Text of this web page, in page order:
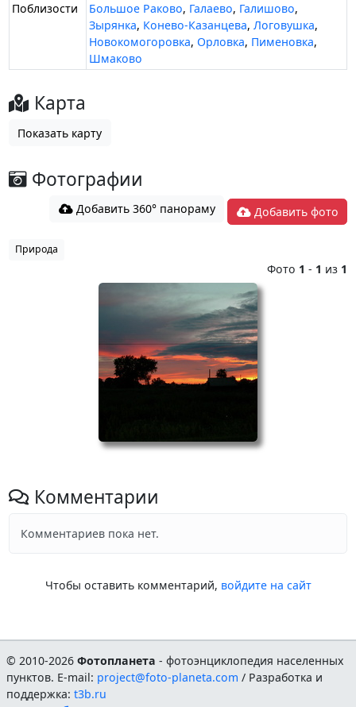
Поблизости Большое Раково, Галаево, Галишово,
Зырянка, Конево-Казанцева,Логовушка,
Новокомогоровка,Орловка, Пименовка,
Шмаково
Карта
Показать карту
Фотографии
Добавить 360° панораму Добавить фото
Природа
Фото 1 - 1 из 1
Комментарии
Комментариев пока нет.
Чтобы оставить комментарий, войдите на сайт
© 2010-2026Фотопланета - фотоэнциклопедия населенных
пунктов. E-mail: project@foto-planeta.com / Разработка и
поддержка:t3b.ru